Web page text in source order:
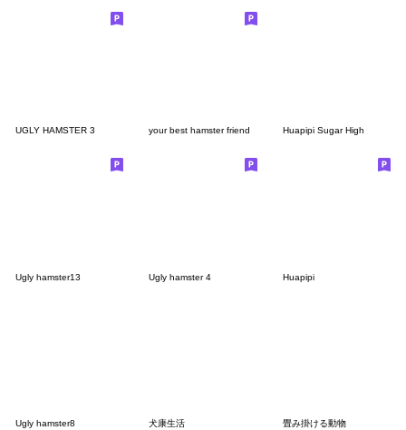
UGLY HAMSTER 3 your best hamster friend Huapipi Sugar High
Ugly hamster13 Ugly hamster 4 Huapipi
Ugly hamster8 犬康生活 畳み掛ける動物